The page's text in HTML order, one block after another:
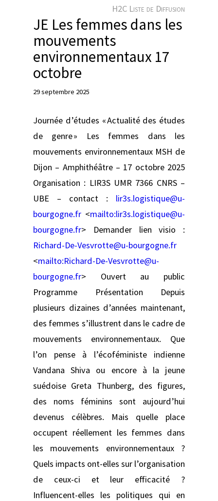
r
H2C Liste de Diffusion
JE Les femmes dans les
mouvements
environnementaux 17
octobre
29 septembre 2025
Journée d’études « Actualité des études
de genre » Les femmes dans les
mouvements environnementaux MSH de
Dijon – Amphithéâtre – 17 octobre 2025
Organisation : LIR3S UMR 7366 CNRS –
UBE – contact : lir3s.logistique@u-
bourgogne.fr <mailto:lir3s.logistique@u-
bourgogne.fr> Demander lien visio :
Richard-De-Vesvrotte@u-bourgogne.fr
<mailto:Richard-De-Vesvrotte@u-
bourgogne.fr> Ouvert au public
Programme Présentation Depuis
plusieurs dizaines d’années maintenant,
des femmes s’illustrent dans le cadre de
mouvements environnementaux. Que
l’on pense à l’écoféministe indienne
Vandana Shiva ou encore à la jeune
suédoise Greta Thunberg, des figures,
des noms féminins sont aujourd’hui
devenus célèbres. Mais quelle place
occupent réellement les femmes dans
les mouvements environnementaux ?
Quels impacts ont-elles sur l’organisation
de ceux-ci et leur efficacité ?
Influencent-elles les politiques qui en